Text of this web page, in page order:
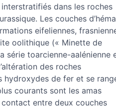
dans les roches
Les couches
eifeliennes,
oolithique (« Minette de
série toarcienne-aalénienne
des roches
hydroxydes de fer et se
courants sont les amas
entre deux couches